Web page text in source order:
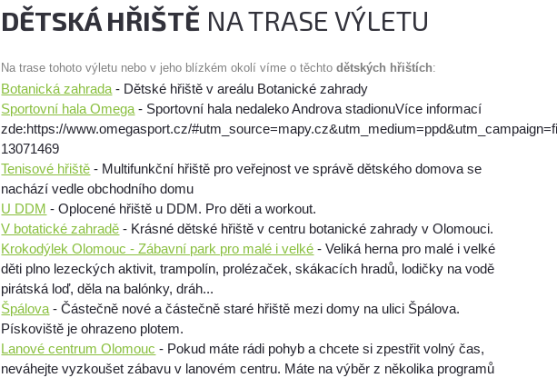
DĚTSKÁ HŘIŠTĚ NA TRASE VÝLETU
Na trase tohoto výletu nebo v jeho blízkém okolí víme o těchtodětských hřištích:
Botanická zahrada - Dětské hřiště v areálu Botanické zahrady
Sportovní hala Omega - Sportovní hala nedaleko Androva stadionuVíce informací
zde:https://www.omegasport.cz/
13071469
Tenisové hřiště - Multifunkční hřiště pro veřejnost ve správě dětského domova se
nachází vedle obchodního domu
U DDM - Oplocené hřiště u DDM. Pro děti a workout.
V botatické zahradě - Krásné dětské hřiště v centru botanické zahrady v Olomouci.
Krokodýlek Olomouc - Zábavní park pro malé i velké - Veliká herna pro malé i velké
děti plno lezeckých aktivit, trampolín, prolézaček, skákacích hradů, lodičky na vodě
pirátská loď, děla na balónky, dráh...
Špálova - Částečně nové a částečně staré hřiště mezi domy na ulici Špálova.
Pískoviště je ohrazeno plotem.
Lanové centrum Olomouc - Pokud máte rádi pohyb a chcete si zpestřit volný čas,
neváhejte vyzkoušet zábavu v lanovém centru. Máte na výběr z několika programů